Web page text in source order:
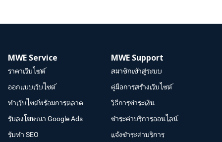
MWE Service
ราคาเว็บไซต์
ออกแบบเว็บไซต์
ทำเว็บไซต์พร้อมการตลาด
รับลงโฆษณา Google Ads
รับทำ SEO
MWE Support
สมาชิกเข้าสู่ระบบ
คู่มือการสร้างเว็บไซต์
วิธีการชำระเงิน
ชำระค่าบริการออนไลน์
แจ้งชำระค่าบริการ